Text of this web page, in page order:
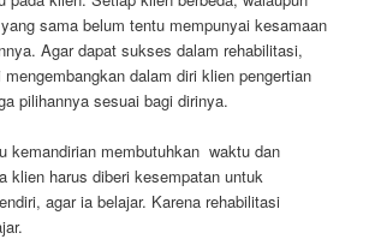
sama belum tentu mempunyai kesamaan
Agar dapat sukses dalam rehabilitasi,
dalam diri klien pengertian
pilihannya sesuai bagi dirinya.
kemandirian membutuhkan waktu dan
klien harus diberi kesempatan untuk
agar ia belajar. Karena rehabilitasi